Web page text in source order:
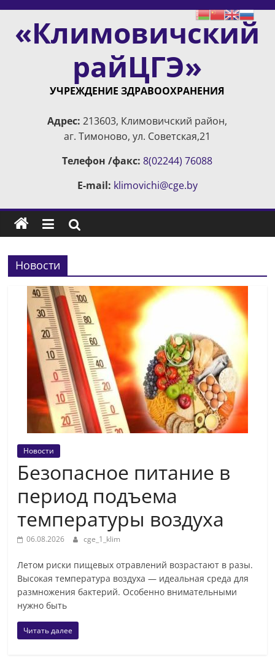
Skip
content«Климовичский
райЦГЭ»
УЧРЕЖДЕНИЕ ЗДРАВООХРАНЕНИЯ
Адрес: 213603, Климовичский район,
аг. Тимоново, ул. Советская,21
Телефон /факс:8(02244) 76088
E-mail: klimovichi@cge.by
Новости
Новости
Безопасное питание в
период подъема
температуры воздуха
06.08.2026 cge_1_klim
Летом риски пищевых отравлений возрастают в разы.
Высокая температура воздуха — идеальная среда для
размножения бактерий. Особенно внимательными
нужно быть
Читать далее